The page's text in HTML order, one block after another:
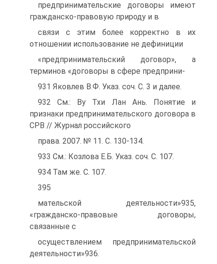
предпринимательские договоры имеют
гражданско-правовую природу и в
связи с этим более корректно в их
отношении использование не дефиниции
«предпринимательский договор», а
терминов «договоры в сфере предприни-
931 Яковлев В.Ф. Указ. соч. С. 3 и далее.
932 См.: Ву Тхи Лан Ань. Понятие и
признаки предпринимательского договора в
СРВ // Журнал российского
права. 2007. № 11. С. 130-134.
933 См.: Козлова Е.Б. Указ. соч. С. 107.
934 Там же. С. 107.
395
мательской деятельности»935,
«гражданско-правовые договоры,
связанные с
осуществлением предпринимательской
деятельности»936.